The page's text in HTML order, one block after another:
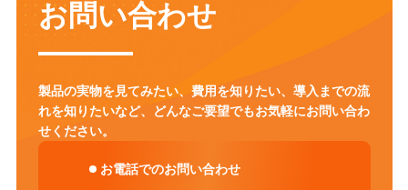
お問い合わせ
製品の実物を見てみたい、費用を知りたい、導入までの流
れを知りたいなど、
どんなご要望でもお気軽にお問い合わ
せください。
お電話でのお問い合わせ